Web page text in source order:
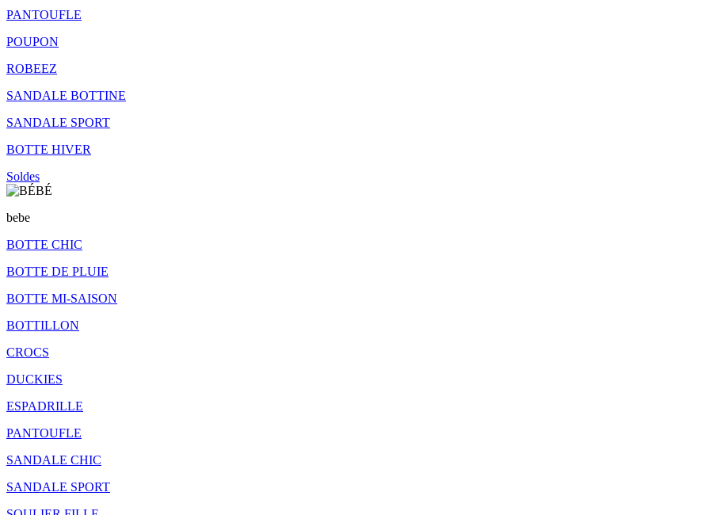
PANTOUFLE
POUPON
ROBEEZ
SANDALE BOTTINE
SANDALE SPORT
BOTTE HIVER
Soldes
bebe
BOTTE CHIC
BOTTE DE PLUIE
BOTTE MI-SAISON
BOTTILLON
CROCS
DUCKIES
ESPADRILLE
PANTOUFLE
SANDALE CHIC
SANDALE SPORT